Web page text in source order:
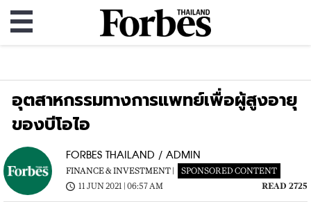
อุตสาหกรรมทางการแพทย์เพื่อผู้สูงอายุ
ของบีโอไอ
FORBES THAILAND / ADMIN
FINANCE & INVESTMENT |
SPONSORED CONTENT
11 JUN 2021 | 06:57 AM
READ 2725